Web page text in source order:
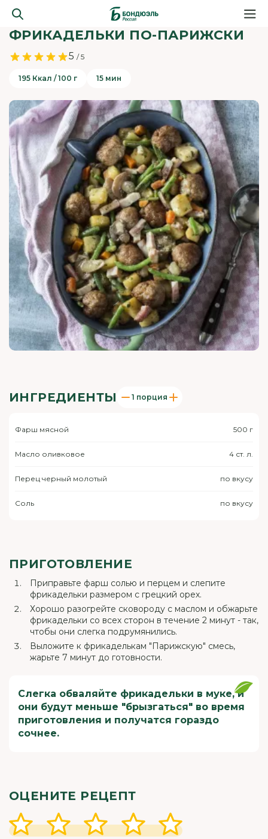
ФРИКАДЕЛЬКИ ПО-ПАРИЖСКИ
5 / 5
195 Ккал / 100 г 15 мин
ИНГРЕДИЕНТЫ 1 порция
Фарш мясной 500 г
Масло оливковое 4 ст. л.
Перец черный молотый по вкусу
Соль по вкусу
ПРИГОТОВЛЕНИЕ
Приправьте фарш солью и перцем и слепите
фрикадельки размером с грецкий орех.
Хорошо разогрейте сковороду с маслом и обжарьте
фрикадельки со всех сторон в течение 2 минут - так,
чтобы они слегка подрумянились.
Выложите к фрикаделькам "Парижскую" смесь,
жарьте 7 минут до готовности.
Слегка обваляйте фрикадельки в муке, и
они будут меньше "брызгаться" во время
приготовления и получатся гораздо
сочнее.
ОЦЕНИТЕ РЕЦЕПТ